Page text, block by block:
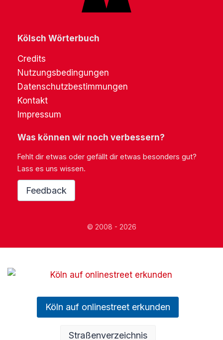
Kölsch Wörterbuch
Credits
Nutzungsbedingungen
Datenschutzbestimmungen
Kontakt
Impressum
Was können wir noch verbessern?
Fehlt dir etwas oder gefällt dir etwas besonders gut?
Lass es uns wissen.
Feedback
© 2008 - 2026
Köln auf onlinestreet erkunden
Straßenverzeichnis